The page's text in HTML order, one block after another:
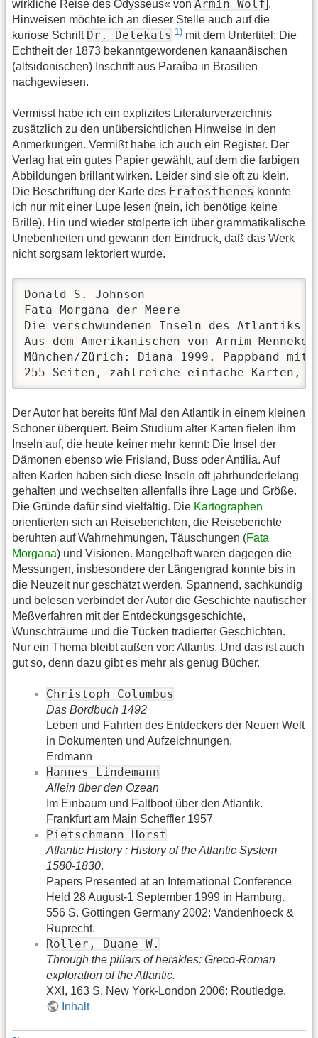
wirkliche Reise des Odysseus« von Armin Wolf].
Hinweisen möchte ich an dieser Stelle auch auf die
kuriose Schrift Dr. Delekats 1) mit dem Untertitel: Die
Echtheit der 1873 bekanntgewordenen kanaanäischen
(altsidonischen) Inschrift aus Paraíba in Brasilien
nachgewiesen.
Vermisst habe ich ein explizites Literaturverzeichnis
zusätzlich zu den unübersichtlichen Hinweise in den
Anmerkungen. Vermißt habe ich auch ein Register. Der
Verlag hat ein gutes Papier gewählt, auf dem die farbigen
Abbildungen brillant wirken. Leider sind sie oft zu klein.
Die Beschriftung der Karte des Eratosthenes konnte
ich nur mit einer Lupe lesen (nein, ich benötige keine
Brille). Hin und wieder stolperte ich über grammatikalische
Unebenheiten und gewann den Eindruck, daß das Werk
nicht sorgsam lektoriert wurde.
Donald S. Johnson
Fata Morgana der Meere
Die verschwundenen Inseln des Atlantiks
Aus dem Amerikanischen von Arnim Menneke
München/Zürich: Diana 1999. Pappband mit
255 Seiten, zahlreiche einfache Karten,
Der Autor hat bereits fünf Mal den Atlantik in einem kleinen
Schoner überquert. Beim Studium alter Karten fielen ihm
Inseln auf, die heute keiner mehr kennt: Die Insel der
Dämonen ebenso wie Frisland, Buss oder Antilia. Auf
alten Karten haben sich diese Inseln oft jahrhundertelang
gehalten und wechselten allenfalls ihre Lage und Größe.
Die Gründe dafür sind vielfältig. Die Kartographen
orientierten sich an Reiseberichten, die Reiseberichte
beruhten auf Wahrnehmungen, Täuschungen (Fata
Morgana) und Visionen. Mangelhaft waren dagegen die
Messungen, insbesondere der Längengrad konnte bis in
die Neuzeit nur geschätzt werden. Spannend, sachkundig
und belesen verbindet der Autor die Geschichte nautischer
Meßverfahren mit der Entdeckungsgeschichte,
Wunschträume und die Tücken tradierter Geschichten.
Nur ein Thema bleibt außen vor: Atlantis. Und das ist auch
gut so, denn dazu gibt es mehr als genug Bücher.
Christoph Columbus
Das Bordbuch 1492
Leben und Fahrten des Entdeckers der Neuen Welt
in Dokumenten und Aufzeichnungen.
Erdmann
Hannes Lindemann
Allein über den Ozean
Im Einbaum und Faltboot über den Atlantik.
Frankfurt am Main Scheffler 1957
Pietschmann Horst
Atlantic History : History of the Atlantic System
1580-1830.
Papers Presented at an International Conference
Held 28 August-1 September 1999 in Hamburg.
556 S. Göttingen Germany 2002: Vandenhoeck &
Ruprecht.
Roller, Duane W.
Through the pillars of herakles: Greco-Roman
exploration of the Atlantic.
XXI, 163 S. New York-London 2006: Routledge.
Inhalt